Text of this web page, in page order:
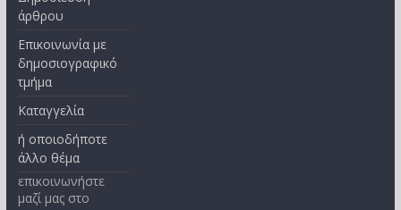
άρθρου
Επικοινωνία με
δημοσιογραφικό
τμήμα
Καταγγελία
ή οποιοδήποτε
άλλο θέμα
επικοινωνήστε
μαζί μας στο